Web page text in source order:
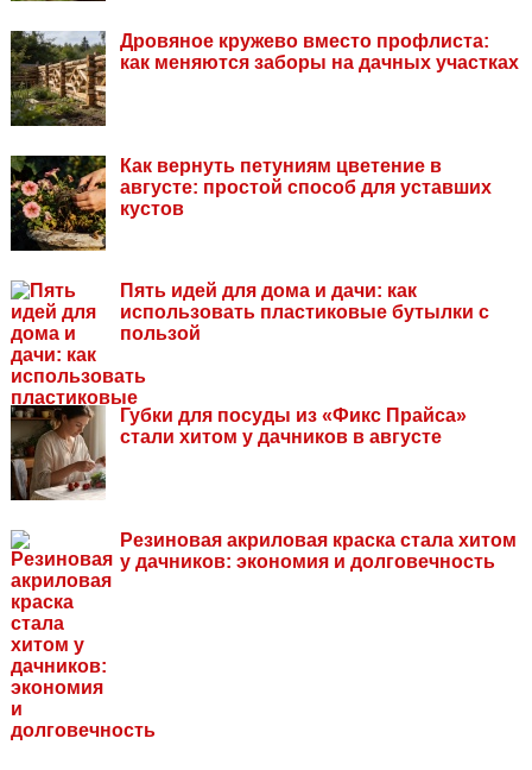
Дровяное кружево вместо профлиста:
как меняются заборы на дачных участках
Как вернуть петуниям цветение в
августе: простой способ для уставших
кустов
Пять идей для дома и дачи: как
использовать пластиковые бутылки с
пользой
Губки для посуды из «Фикс Прайса»
стали хитом у дачников в августе
Резиновая акриловая краска стала хитом
у дачников: экономия и долговечность